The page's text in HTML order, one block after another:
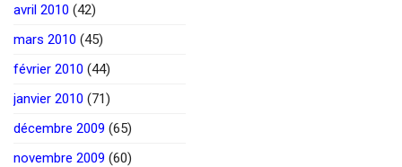
avril 2010 (42)
mars 2010 (45)
février 2010 (44)
janvier 2010 (71)
décembre 2009 (65)
novembre 2009 (60)